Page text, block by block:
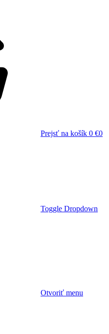
Prejsť na košík 0 €0
Toggle Dropdown
Otvoriť menu